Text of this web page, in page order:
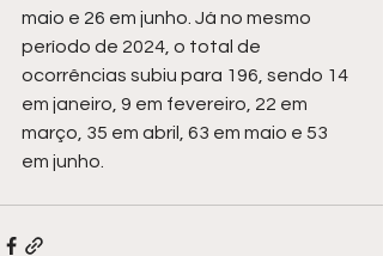
maio e 26 em junho. Já no mesmo
período de 2024, o total de
ocorrências subiu para 196, sendo 14
em janeiro, 9 em fevereiro, 22 em
março, 35 em abril, 63 em maio e 53
em junho.